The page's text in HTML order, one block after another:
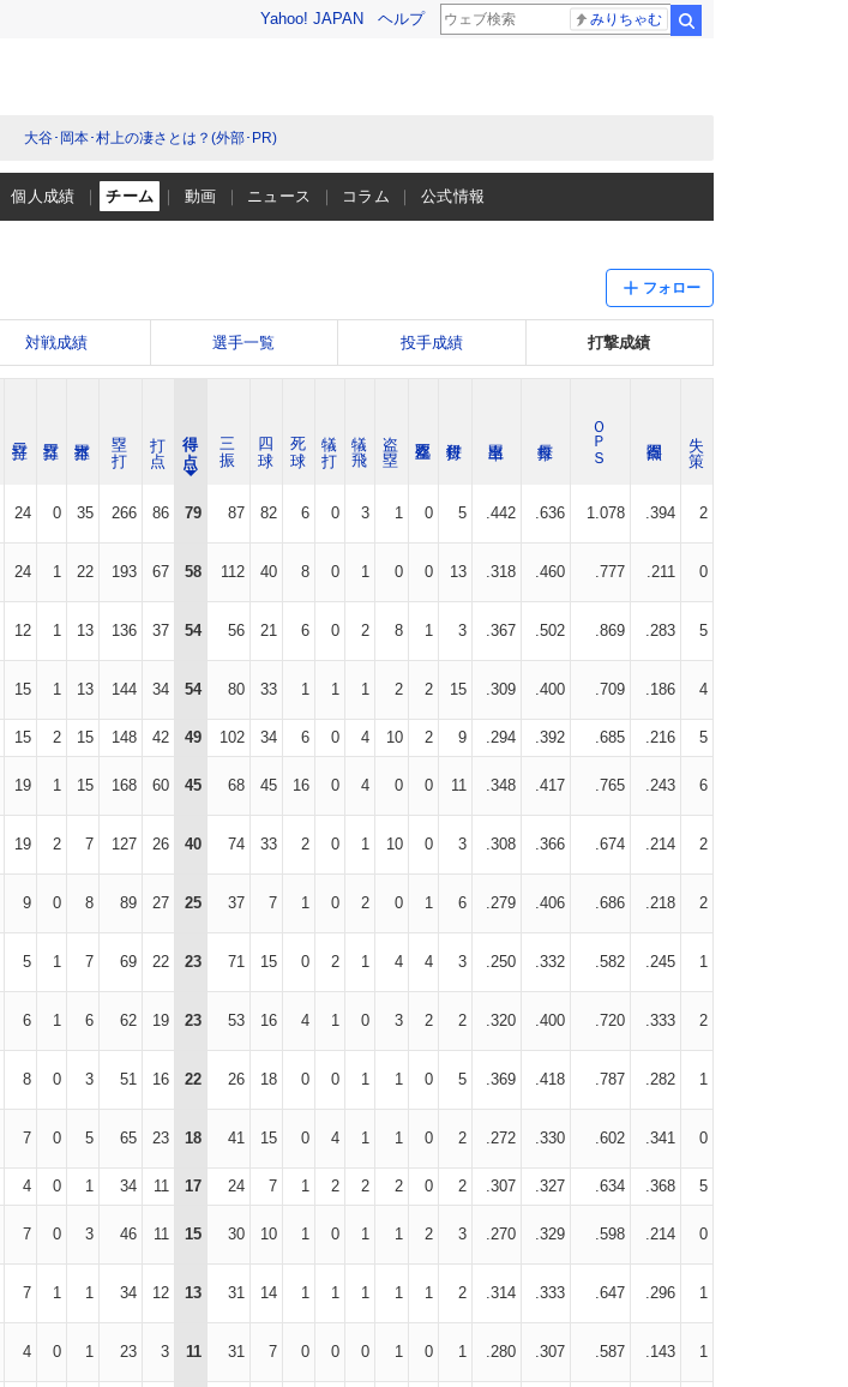
Yahoo! JAPAN ヘルプ みりちゃむ
大谷･岡本･村上の凄さとは？(外部･PR)
個人成績 チーム 動画 ニュース コラム 公式情報
フォロー
対戦成績 選手一覧 投手成績 打撃成績
ＯＰＳ
24 0 35 266 86 79 87 82 6 0 3 1 0 5 .442 .636 1.078 .394 2
24 1 22 193 67 58 112 40 8 0 1 0 0 13 .318 .460 .777 .211 0
12 1 13 136 37 54 56 21 6 0 2 8 1 3 .367 .502 .869 .283 5
15 1 13 144 34 54 80 33 1 1 1 2 2 15 .309 .400 .709 .186 4
15 2 15 148 42 49 102 34 6 0 4 10 2 9 .294 .392 .685 .216 5
19 1 15 168 60 45 68 45 16 0 4 0 0 11 .348 .417 .765 .243 6
19 2 7 127 26 40 74 33 2 0 1 10 0 3 .308 .366 .674 .214 2
9 0 8 89 27 25 37 7 1 0 2 0 1 6 .279 .406 .686 .218 2
5 1 7 69 22 23 71 15 0 2 1 4 4 3 .250 .332 .582 .245 1
6 1 6 62 19 23 53 16 4 1 0 3 2 2 .320 .400 .720 .333 2
8 0 3 51 16 22 26 18 0 0 1 1 0 5 .369 .418 .787 .282 1
7 0 5 65 23 18 41 15 0 4 1 1 0 2 .272 .330 .602 .341 0
4 0 1 34 11 17 24 7 1 2 2 2 0 2 .307 .327 .634 .368 5
7 0 3 46 11 15 30 10 1 0 1 1 2 3 .270 .329 .598 .214 0
7 1 1 34 12 13 31 14 1 1 1 1 1 2 .314 .333 .647 .296 1
4 0 1 23 3 11 31 7 0 0 0 1 0 1 .280 .307 .587 .143 1